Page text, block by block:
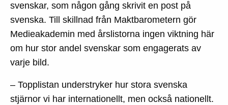
svenskar, som någon gång skrivit en post på
svenska. Till skillnad från Maktbarometern gör
Medieakademin med årslistorna ingen viktning här
om hur stor andel svenskar som engagerats av
varje bild.
– Topplistan understryker hur stora svenska
stjärnor vi har internationellt, men också nationellt.